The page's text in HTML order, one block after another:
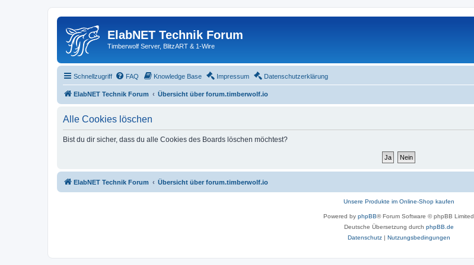
ElabNET Technik Forum
Timberwolf Server, BlitzART & 1-Wire
Schnellzugriff FAQ Knowledge Base Impressum Datenschutzerklärung
ElabNET Technik Forum Übersicht über forum.timberwolf.io
Alle Cookies löschen
Bist du dir sicher, dass du alle Cookies des Boards löschen möchtest?
ElabNET Technik Forum Übersicht über forum.timberwolf.io
Unsere Produkte im Online-Shop kaufen
Powered by phpBB® Forum Software © phpBB Limited
Deutsche Übersetzung durch phpBB.de
Datenschutz| Nutzungsbedingungen